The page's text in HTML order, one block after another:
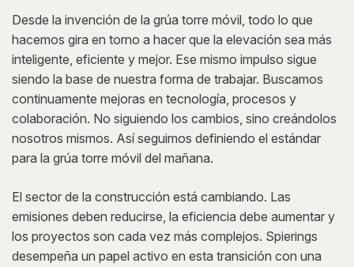
Desde la invención de la grúa torre móvil, todo lo que
hacemos gira en torno a hacer que la elevación sea más
inteligente, eficiente y mejor. Ese mismo impulso sigue
siendo la base de nuestra forma de trabajar. Buscamos
continuamente mejoras en tecnología, procesos y
colaboración. No siguiendo los cambios, sino creándolos
nosotros mismos. Así seguimos definiendo el estándar
para la grúa torre móvil del mañana.
El sector de la construcción está cambiando. Las
emisiones deben reducirse, la eficiencia debe aumentar y
los proyectos son cada vez más complejos. Spierings
desempeña un papel activo en esta transición con una